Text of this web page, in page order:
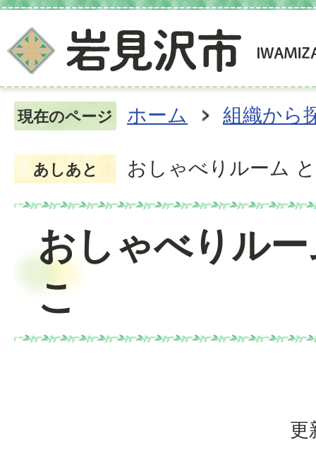
現在のページ ホーム 組織から
あしあと おしゃべりルーム
おしゃべりル
こ
更